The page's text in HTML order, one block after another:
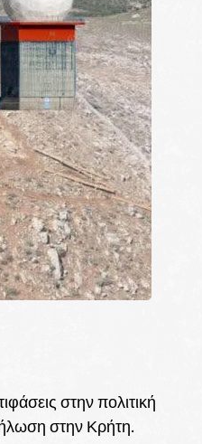
στην πολιτική
στην Κρήτη.